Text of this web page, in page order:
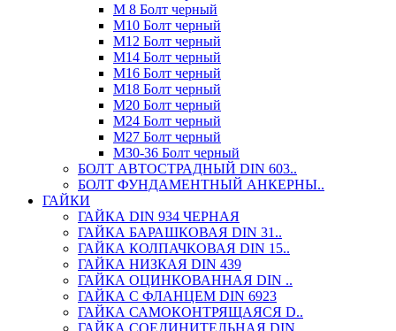
М 8 Болт черный
М10 Болт черный
М12 Болт черный
М14 Болт черный
М16 Болт черный
М18 Болт черный
М20 Болт черный
М24 Болт черный
М27 Болт черный
М30-36 Болт черный
БОЛТ АВТОСТРАДНЫЙ DIN 603..
БОЛТ ФУНДАМЕНТНЫЙ АНКЕРНЫ..
ГАЙКИ
ГАЙКА DIN 934 ЧЕРНАЯ
ГАЙКА БАРАШКОВАЯ DIN 31..
ГАЙКА КОЛПАЧКОВАЯ DIN 15..
ГАЙКА НИЗКАЯ DIN 439
ГАЙКА ОЦИНКОВАННАЯ DIN ..
ГАЙКА С ФЛАНЦЕМ DIN 6923
ГАЙКА САМОКОНТРЯЩАЯСЯ D..
ГАЙКА СОЕДИНИТЕЛЬНАЯ DIN..